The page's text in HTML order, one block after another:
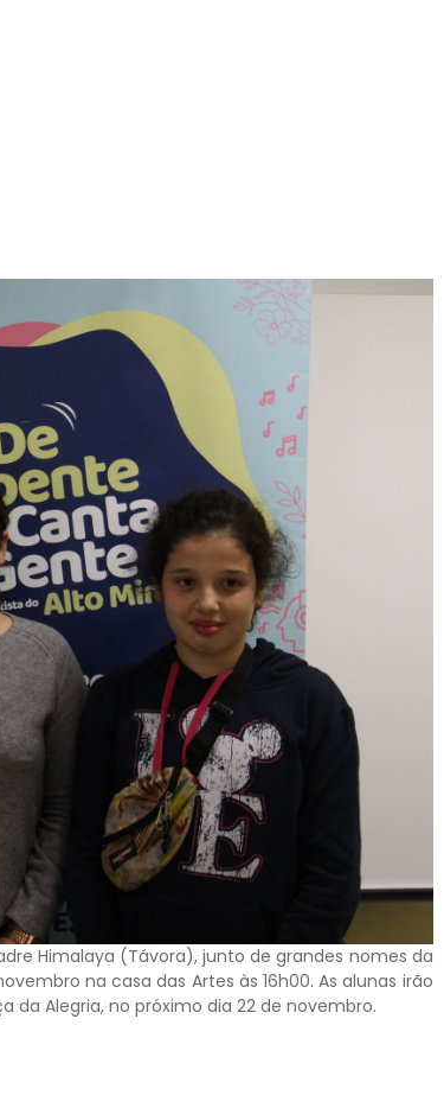
Himalaya (Távora), junto de grandes nomes da
na casa das Artes às 16h00. As alunas irão
da Alegria, no próximo dia 22 de novembro.